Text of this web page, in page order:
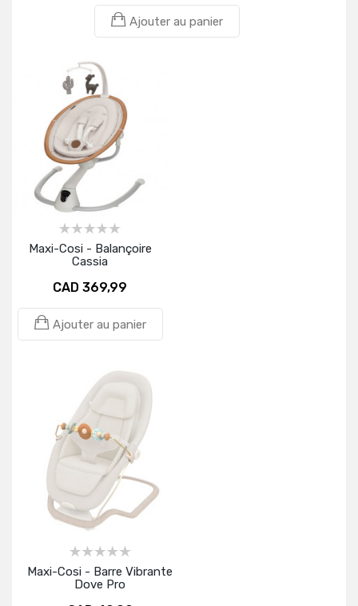
Ajouter au panier
Maxi-Cosi - Balançoire
Cassia
CAD 369,99
Ajouter au panier
Maxi-Cosi - Barre Vibrante
Dove Pro